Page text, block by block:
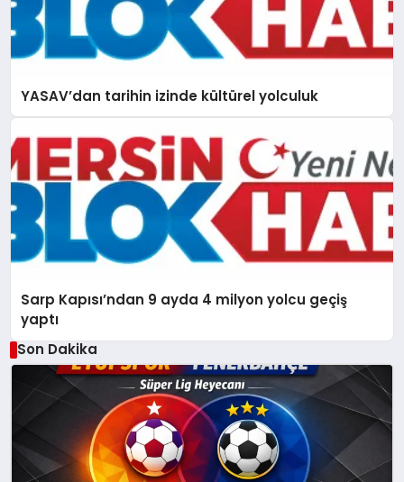
YASAV’dan tarihin izinde kültürel yolculuk
Sarp Kapısı’ndan 9 ayda 4 milyon yolcu geçiş
yaptı
Son Dakika